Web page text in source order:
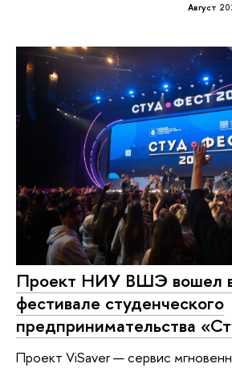
Август
Проект НИУ ВШЭ вошел
фестивале студенческого
предпринимательства
Проект ViSaver — сервис